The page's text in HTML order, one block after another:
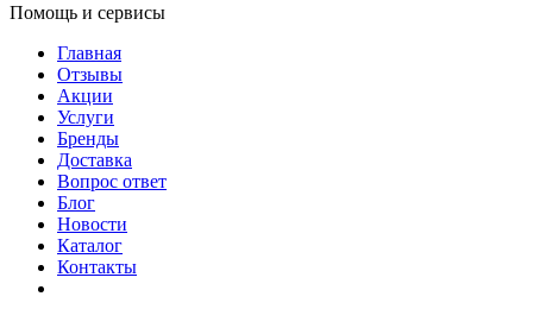
Помощь и сервисы
Главная
Отзывы
Акции
Услуги
Бренды
Доставка
Вопрос ответ
Блог
Новости
Каталог
Контакты